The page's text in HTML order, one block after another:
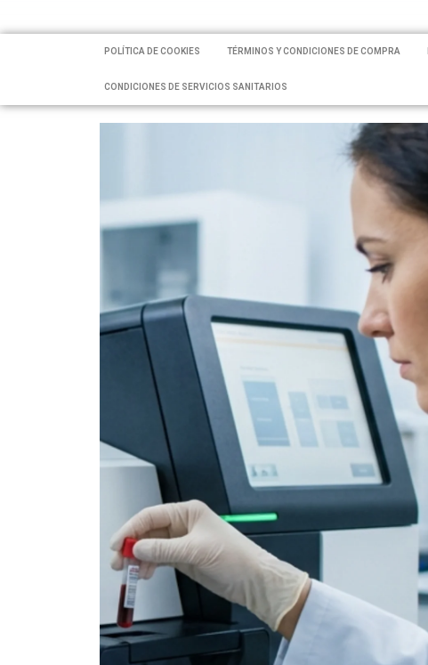
POLÍTICA DE COOKIES TÉRMINOS Y CONDICIONES DE COMPRA
CONDICIONES DE SERVICIOS SANITARIOS